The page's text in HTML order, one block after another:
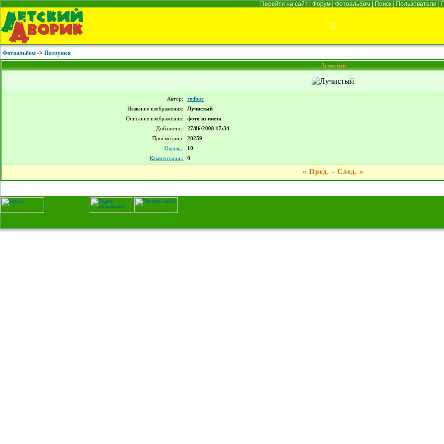
Перейти на сайт Форум Фотоальбом Поиск Пользователи
Фотоальбом -> Ползунки
Лучистый
Автор:
redbor
Название изображения:
Лучистый
Описание изображения:
фото из инета
Добавлено:
27/06/2008 17:34
Просмотров:
20259
Оценка:
10
Комментарии:
0
« Пред. - След. »